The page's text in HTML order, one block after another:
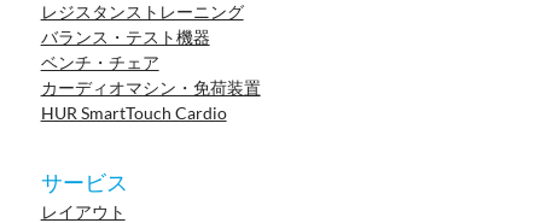
レジスタンストレーニング
バランス・テスト機器
ベンチ・チェア
カーディオマシン・免荷装置
HUR SmartTouch Cardio
サービス
レイアウト